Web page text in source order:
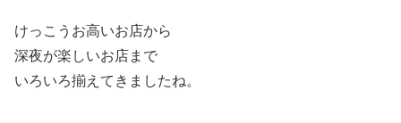
けっこうお高いお店から
深夜が楽しいお店まで
いろいろ揃えてきましたね。